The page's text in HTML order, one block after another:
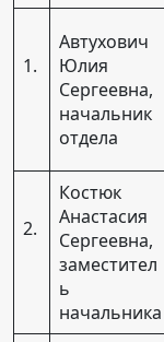
1.
Автухович
Юлия
Сергеевна,
начальник
отдела
2.
Костюк
Анастасия
Сергеевна,
заместител
ь
начальника